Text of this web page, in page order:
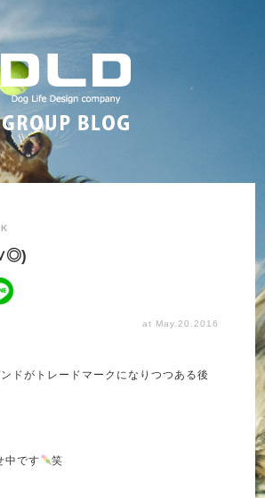
at May.20.2016
ドがトレードマークになりつつある後
中です 笑